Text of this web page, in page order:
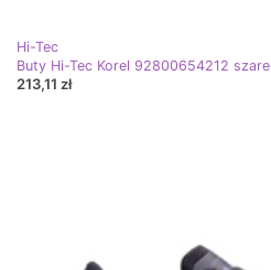
Hi-Tec
Buty Hi-Tec Korel 92800654212 szare
213,11 zł